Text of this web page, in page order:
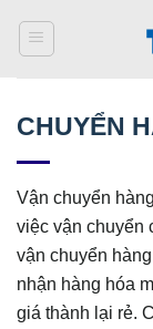
qua
CHUYỂN
Vận chuyển
việc vận chuyển
vận chuyển
nhận hàng hóa
giá thành lại rẻ.